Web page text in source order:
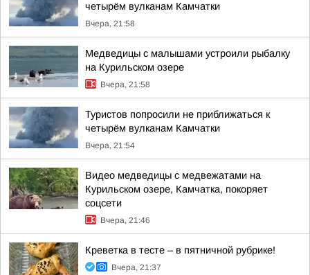
четырём вулканам Камчатки
Вчера, 21:58
Медведицы с малышами устроили рыбалку
на Курильском озере
Вчера, 21:58
Туристов попросили не приближаться к
четырём вулканам Камчатки
Вчера, 21:54
Видео медведицы с медвежатами на
Курильском озере, Камчатка, покоряет
соцсети
Вчера, 21:46
Креветка в тесте – в пятничной рубрике!
Вчера, 21:37